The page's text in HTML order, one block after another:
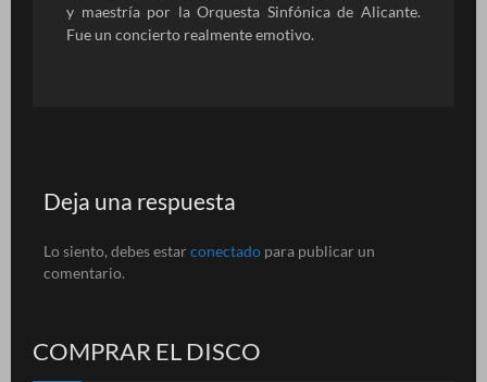
y maestría por la Orquesta Sinfónica de Alicante.
Fue un concierto realmente emotivo.
Deja una respuesta
Lo siento, debes estar conectado para publicar un
comentario.
COMPRAR EL DISCO